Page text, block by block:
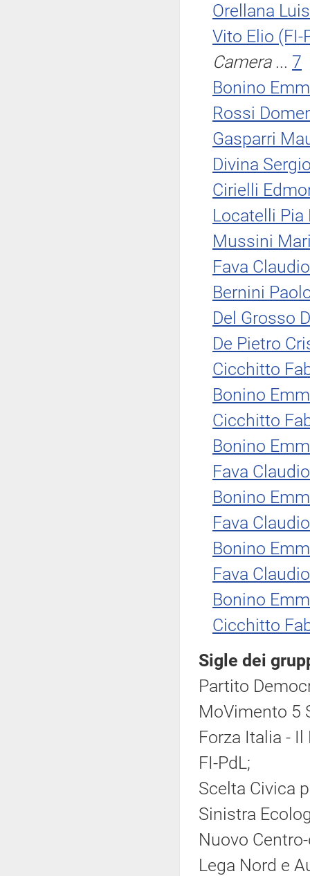
Orellana
Vito Elio (FI-
Camera... 7
Bonino
Rossi
Gasparri
Divina
Cirielli
Locatelli Pia
Mussini
Fava
Bernini
Del Grosso
De Pietro
Cicchitto
Bonino
Cicchitto
Bonino
Fava
Bonino
Fava
Bonino
Fava
Bonino
Cicchitto
Sigle dei
Partito
MoVimento 5
Forza Italia -
FI-PdL;
Scelta Civica
Sinistra
Nuovo
Lega Nord e